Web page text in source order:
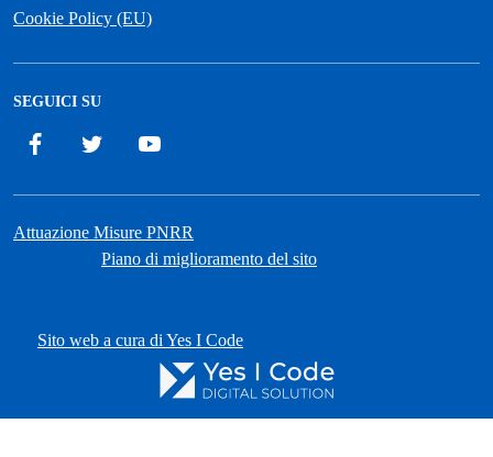
Cookie Policy (EU)
SEGUICI SU
Facebook Twitter
Attuazione Misure PNRR
Piano di miglioramento del sito
Sito web a cura di Yes I Code